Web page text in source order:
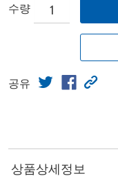
수량
공유
상품상세정보